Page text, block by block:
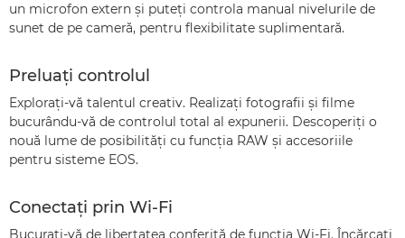
un microfon extern şi puteţi controla manual nivelurile de
sunet de pe cameră, pentru flexibilitate suplimentară.
Preluaţi controlul
Exploraţi-vă talentul creativ. Realizaţi fotografii şi filme
bucurându-vă de controlul total al expunerii. Descoperiţi o
nouă lume de posibilităţi cu funcţia RAW şi accesoriile
pentru sisteme EOS.
Conectaţi prin Wi-Fi
Bucuraţi-vă de libertatea conferită de funcţia Wi-Fi. Încărcaţi